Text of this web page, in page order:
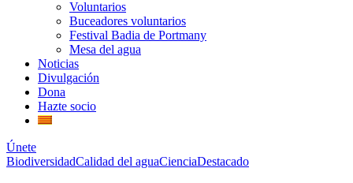
Voluntarios
Buceadores voluntarios
Festival Badia de Portmany
Mesa del agua
Noticias
Divulgación
Dona
Hazte socio
Únete
BiodiversidadCalidad del aguaCienciaDestacado